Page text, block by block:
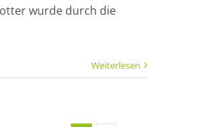
wurde durch die
Weiterlesen